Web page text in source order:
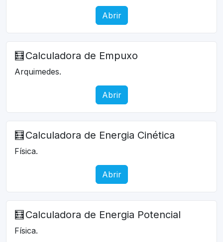
Abrir
🧮 Calculadora de Empuxo
Arquimedes.
Abrir
🧮 Calculadora de Energia Cinética
Física.
Abrir
🧮 Calculadora de Energia Potencial
Física.